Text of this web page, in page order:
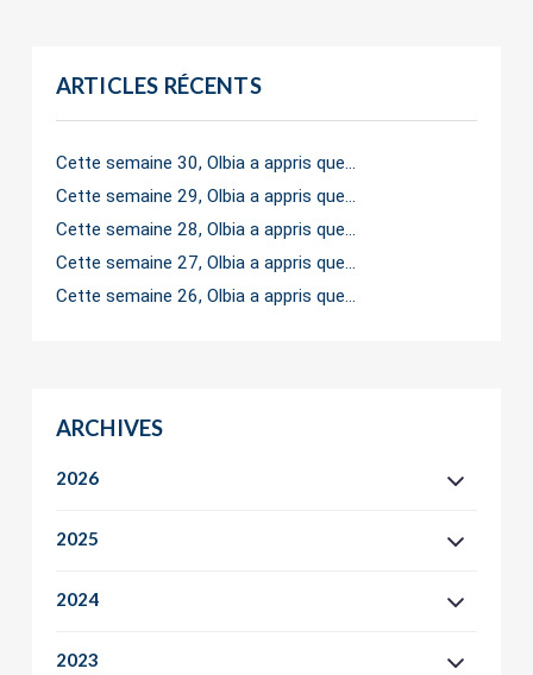
ARTICLES RÉCENTS
Cette semaine 30, Olbia a appris que…
Cette semaine 29, Olbia a appris que…
Cette semaine 28, Olbia a appris que…
Cette semaine 27, Olbia a appris que…
Cette semaine 26, Olbia a appris que…
ARCHIVES
2026
2025
2024
2023